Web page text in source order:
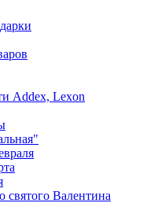
Addex, Lexon
святого Валентина